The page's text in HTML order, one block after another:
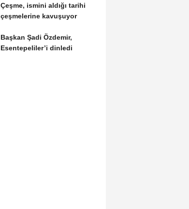
Çeşme, ismini aldığı tarihi
çeşmelerine kavuşuyor
Başkan Şadi Özdemir,
Esentepeliler’i dinledi